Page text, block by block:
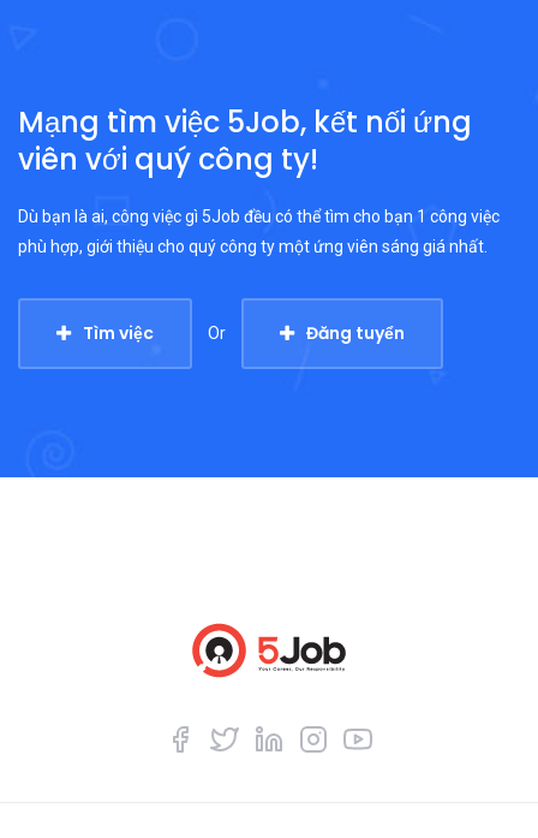
Mạng tìm việc 5Job, kết nối ứng
viên với quý công ty!
Dù bạn là ai, công việc gì 5Job đều có thể tìm cho bạn 1 công việc
phù hợp, giới thiệu cho quý công ty một ứng viên sáng giá nhất.
Tìm việc Or Đăng tuyển